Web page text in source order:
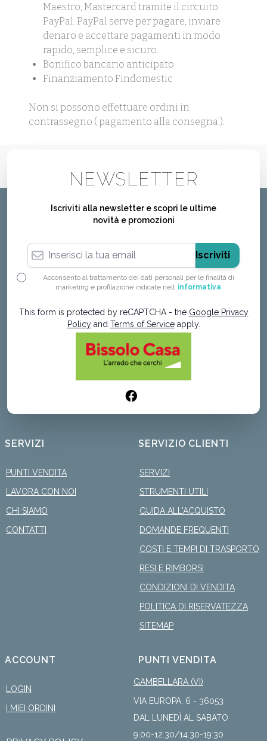
Maestro, Mastercard tramite il circuito
PayPal. PayPal serve per pagare, inviare
denaro e accettare pagamenti in modo
rapido, semplice e sicuro.
Bonifico bancario anticipato
Finanziamento Findomestic
Non si possono effettuare ordini in
contrassegno ( pagamento alla consegna ).
SERVIZI
PUNTI VENDITA
LAVORA CON NOI
CHI SIAMO
CONTATTI
SERVIZIO CLIENTI
SERVIZI
STRUMENTI UTILI
GUIDA ALL'ACQUISTO
DOMANDE FREQUENTI
COSTI E TEMPI DI TRASPORTO
RESI E RIMBORSI
CONDIZIONI DI VENDITA
POLITICA DI RISERVATEZZA
SITEMAP
NEWSLETTER
Iscriviti alla newsletter e scopri le ultime
novità e promozioni
Indirizzo email
Iscriviti
Acconsento al trattamento dei dati personali per le finalità di
marketing e profilazione indicate nell’ informativa
This form is protected by reCAPTCHA - the Google Privacy
Policyand Terms of Serviceapply.
ACCOUNT
LOGIN
I MIEI ORDINI
PUNTI VENDITA
GAMBELLARA (VI)
VIA EUROPA, 6 - 36053
DAL LUNEDÌ AL SABATO
9:00-12:30/14:30-19:30